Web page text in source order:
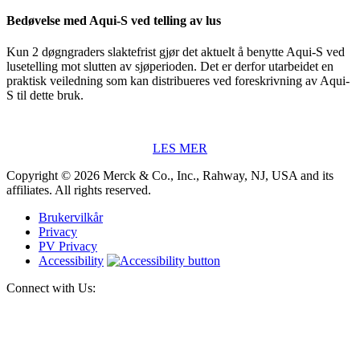
Bedøvelse med Aqui-S ved telling av lus
Kun 2 døgngraders slaktefrist gjør det aktuelt å benytte Aqui-S ved
lusetelling mot slutten av sjøperioden. Det er derfor utarbeidet en
praktisk veiledning som kan distribueres ved foreskrivning av Aqui-
S til dette bruk.
LES MER
Copyright © 2026 Merck & Co., Inc., Rahway, NJ, USA and its
affiliates. All rights reserved.
Brukervilkår
Privacy
PV Privacy
Accessibility
Connect with Us: